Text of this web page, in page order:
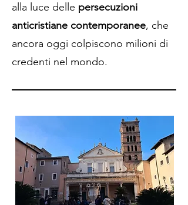
alla luce delle persecuzioni
anticristiane contemporanee, che
ancora oggi colpiscono milioni di
credenti nel mondo.